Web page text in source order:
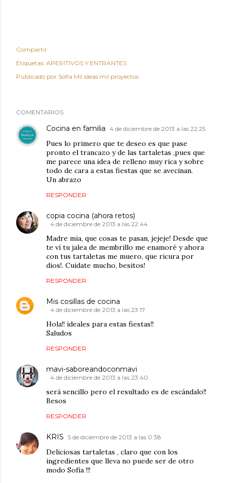
Compartir
Etiquetas: APERITIVOS Y ENTRANTES
Publicado por Sofía Mil ideas mil proyectos
COMENTARIOS
Cocina en familia 4 de diciembre de 2013 a las 22:25
Pues lo primero que te deseo es que pase
pronto el trancazo y de las tartaletas ,pues que
me parece una idea de relleno muy rica y sobre
todo de cara a estas fiestas que se avecinan.
Un abrazo
RESPONDER
copia cocina (ahora retos)
4 de diciembre de 2013 a las 22:44
Madre mia, que cosas te pasan, jejeje! Desde que
te ví tu jalea de membrillo me enamoré y ahora
con tus tartaletas me muero, que ricura por
dios!. Cuidate mucho, besitos!
RESPONDER
Mis cosillas de cocina
4 de diciembre de 2013 a las 23:17
Hola!! ideales para estas fiestas!!
Saludos
RESPONDER
mavi-saboreandoconmavi
4 de diciembre de 2013 a las 23:40
será sencillo pero el resultado es de escándalo!!
Besos
RESPONDER
KRIS 5 de diciembre de 2013 a las 0:38
Deliciosas tartaletas , claro que con los
ingredientes que lleva no puede ser de otro
modo Sofía !!!